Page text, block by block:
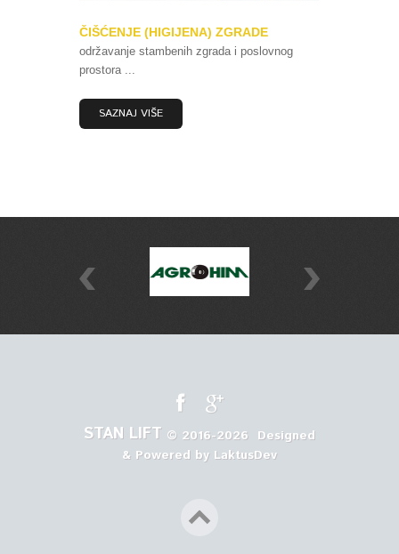
ČIŠĆENJE (HIGIJENA) ZGRADE
održavanje stambenih zgrada i poslovnog
prostora ...
SAZNAJ VIŠE
STAN LIFT © 2016-2026 Designed
& Powered by LaktusDev